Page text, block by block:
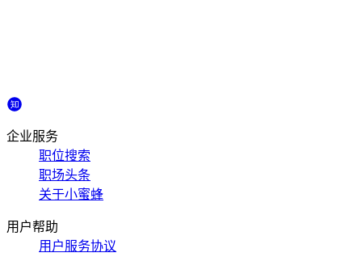
企业服务
职位搜索
职场头条
关于小蜜蜂
用户帮助
用户服务协议